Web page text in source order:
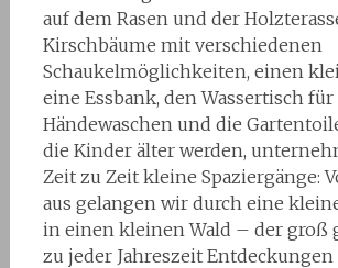
auf dem Rasen und der
Kirschbäume mit verschiedenen
Schaukelmöglichkeiten, einen
eine Essbank, den Wassertisch für
Händewaschen und die
die Kinder älter werden,
Zeit zu Zeit kleine Spaziergänge:
aus gelangen wir durch eine
in einen kleinen Wald – der groß
zu jeder Jahreszeit Entdeckungen